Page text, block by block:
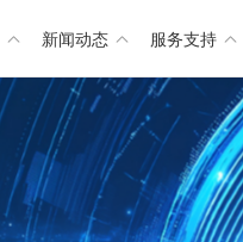
新闻动态 服务支持